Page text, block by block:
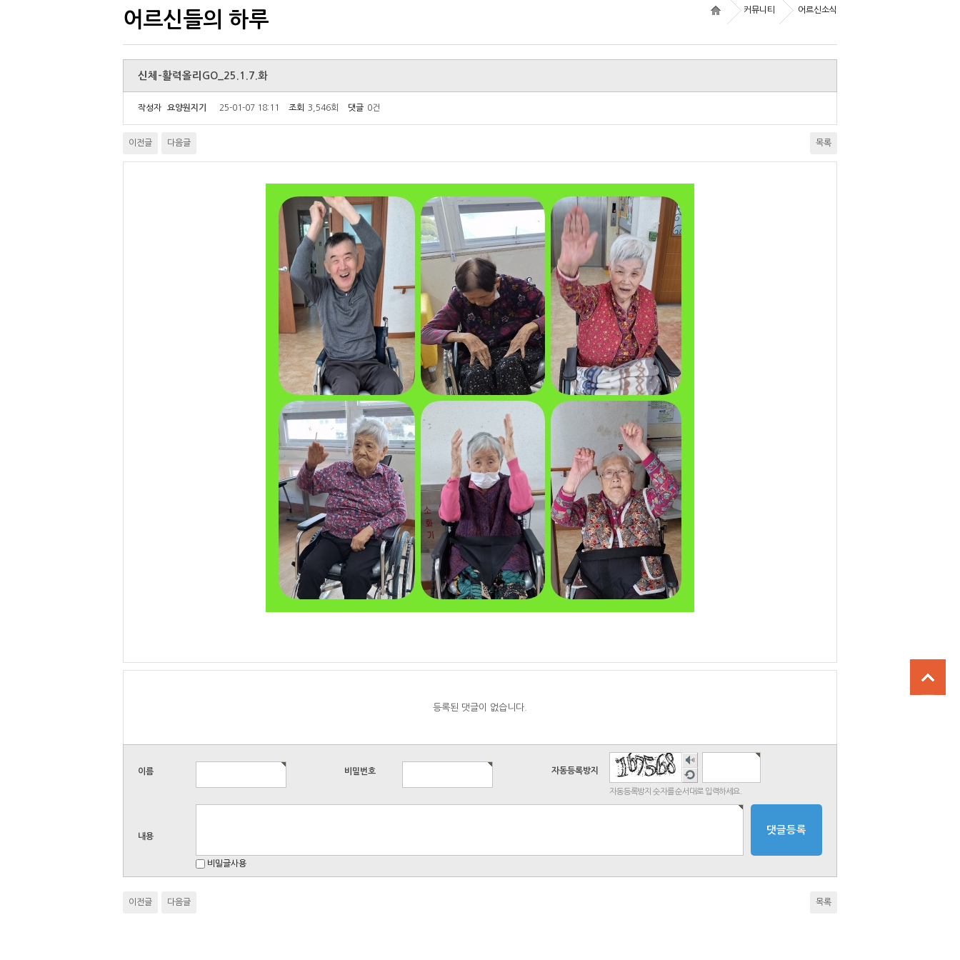
어르신들의 하루 커뮤니티 어르신소식
신체-활력올리GO_25.1.7.화
작성자 요양원지기 25-01-07 18:11 조회 3,546회 댓글 0건
이전글 다음글 목록
등록된 댓글이 없습니다.
이름 비밀번호 자동등록방지
숫자
음성
듣기
새로
고침
자동등록방지 숫자를 순서대로 입력하세요.
내용
비밀글사용
이전글 다음글 목록